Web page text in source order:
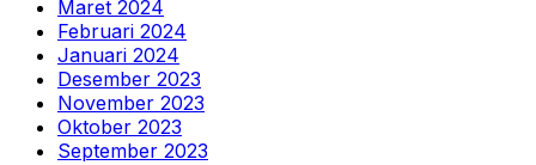
Maret 2024
Februari 2024
Januari 2024
Desember 2023
November 2023
Oktober 2023
September 2023